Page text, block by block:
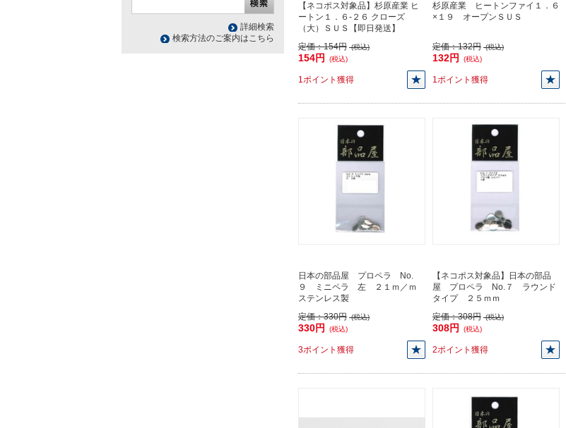
【ネコポス対象品】杉原産業 ヒ
ートン１．６-２６ クローズ
（大）ＳＵＳ【即日発送】
定価：154円 (税込)
154円 (税込)
1ポイント獲得
杉原産業 ヒートンファイ１．６
×１９ オープンＳＵＳ
定価：132円 (税込)
132円 (税込)
1ポイント獲得
日本の部品屋 プロペラ No.
９ ミニペラ 左 ２１ｍ／ｍ
ステンレス製
定価：330円 (税込)
330円 (税込)
3ポイント獲得
【ネコポス対象品】日本の部品
屋 プロペラ No.７ ラウンド
タイプ ２５ｍｍ
定価：308円 (税込)
308円 (税込)
2ポイント獲得
詳細検索
検索方法のご案内はこちら